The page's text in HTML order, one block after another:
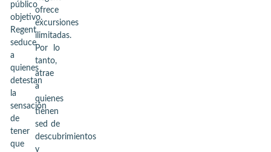
público
objetivo.
Regent
seduce
a
quienes
detestan
la
sensación
de
tener
que
ofrece
excursiones
ilimitadas.
Por lo
tanto,
atrae
a
quienes
tienen
sed de
descubrimientos
y